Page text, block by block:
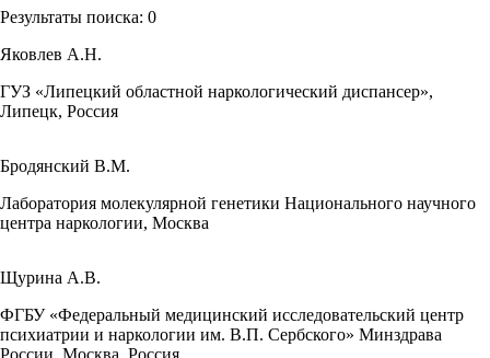
Результаты поиска: 0
Яковлев А.Н.
ГУЗ «Липецкий областной наркологический диспансер»,
Липецк, Россия
Бродянский В.М.
Лаборатория молекулярной генетики Национального научного
центра наркологии, Москва
Щурина А.В.
ФГБУ «Федеральный медицинский исследовательский центр
психиатрии и наркологии им. В.П. Сербского» Минздрава
России, Москва, Россия